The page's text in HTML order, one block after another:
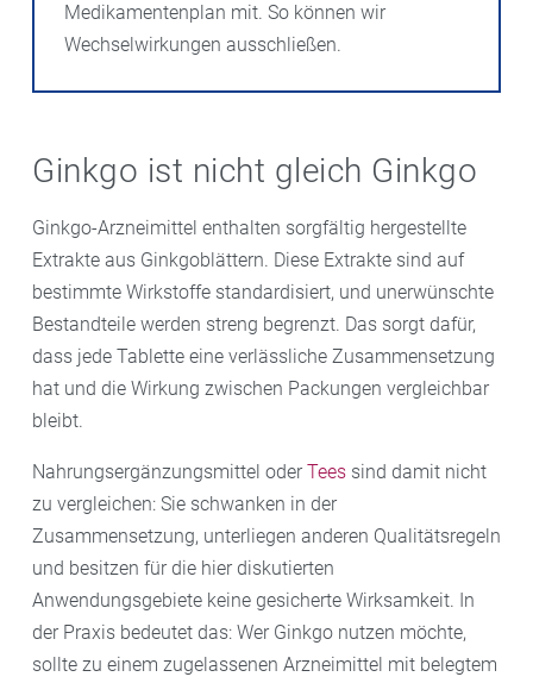
Medikamentenplan mit. So können wir
Wechselwirkungen ausschließen.
Ginkgo ist nicht gleich Ginkgo
Ginkgo-Arzneimittel enthalten sorgfältig hergestellte
Extrakte aus Ginkgoblättern. Diese Extrakte sind auf
bestimmte Wirkstoffe standardisiert, und unerwünschte
Bestandteile werden streng begrenzt. Das sorgt dafür,
dass jede Tablette eine verlässliche Zusammensetzung
hat und die Wirkung zwischen Packungen vergleichbar
bleibt.
Nahrungsergänzungsmittel oder Tees sind damit nicht
zu vergleichen: Sie schwanken in der
Zusammensetzung, unterliegen anderen Qualitätsregeln
und besitzen für die hier diskutierten
Anwendungsgebiete keine gesicherte Wirksamkeit. In
der Praxis bedeutet das: Wer Ginkgo nutzen möchte,
sollte zu einem zugelassenen Arzneimittel mit belegtem